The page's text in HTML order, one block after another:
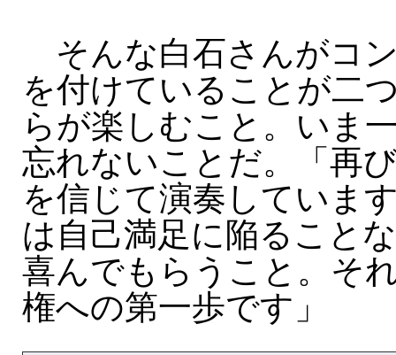
そんな白石さんがコ
を付けていることが二
らが楽しむこと。いま
忘れないことだ。「再
を信じて演奏していま
は自己満足に陥ること
喜んでもらうこと。そ
権への第一歩です」